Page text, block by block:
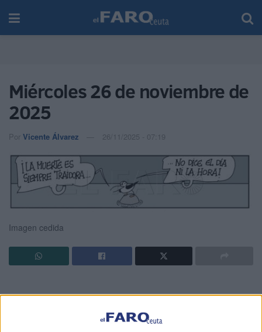
Miércoles 26 de noviembre de
2025
Por Vicente Álvarez 26/11/2025 - 07:19
Imagen cedida